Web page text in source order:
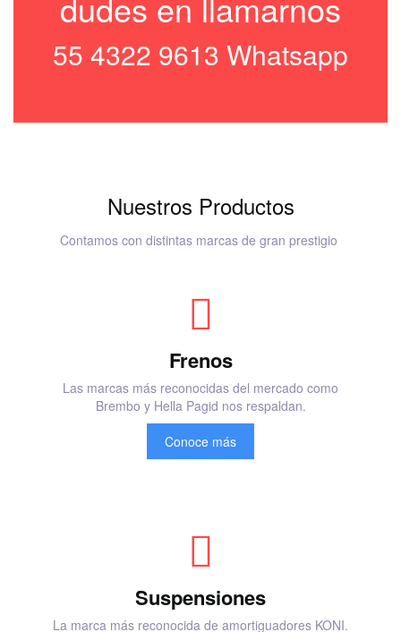
55 4322 9613 Whatsapp
Nuestros Productos
Contamos con distintas marcas de gran prestigio
Frenos
Las marcas más reconocidas del mercado como
Brembo y Hella Pagid nos respaldan.
Conoce más
Suspensiones
La marca más reconocida de amortiguadores KONI.